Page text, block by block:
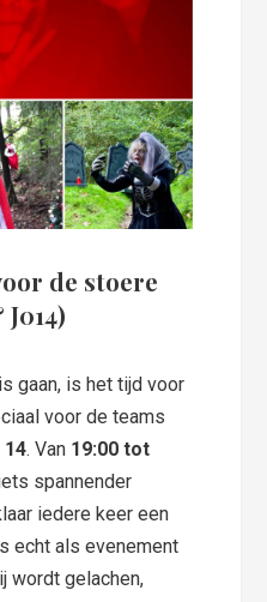
de stoere
gaan, is het tijd voor
voor de teams
14. Van 19:00 tot
spannender
iedere keer een
echt als evenement
wordt gelachen,